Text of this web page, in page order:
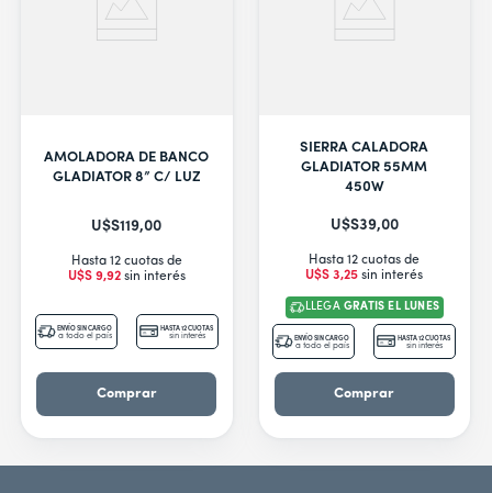
AMOLADORA DE BANCO
GLADIATOR 8” C/ LUZ
U$S119,00
Hasta 12 cuotas de
U$S 9,92sin interés
ENVÍO SIN CARGO
a todo el país
HASTA 12 CUOTAS
sin interés
Comprar
SIERRA CALADORA
GLADIATOR 55MM
450W
U$S39,00
Hasta 12 cuotas de
U$S 3,25 sin interés
LLEGA GRATIS EL LUNES
ENVÍO SIN CARGO
a todo el país
HASTA 12 CUOTAS
sin interés
Comprar